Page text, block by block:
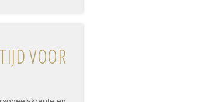
VOOR